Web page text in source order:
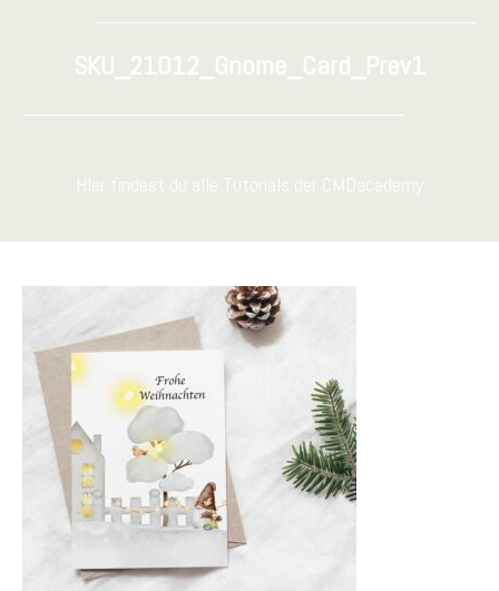
SKU_21012_Gnome_Card_Prev1
HIer findest du alle Tutorials der CMDacademy